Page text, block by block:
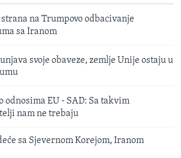
na Trumpovo odbacivanje
sa Iranom
svoje obaveze, zemlje Unije ostaju u
odnosima EU - SAD: Sa takvim
nam ne trebaju
sa Sjevernom Korejom, Iranom